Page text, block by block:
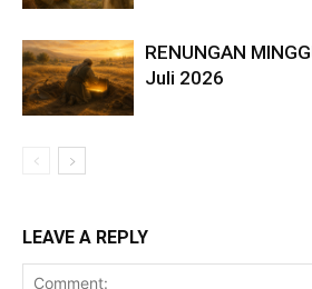
RENUNGAN
Juli 2026
LEAVE A REPLY